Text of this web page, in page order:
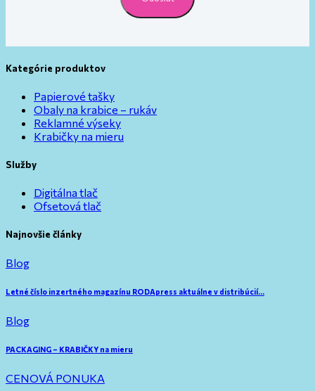
Kategórie produktov
Papierové tašky
Obaly na krabice – rukáv
Reklamné výseky
Krabičky na mieru
Služby
Digitálna tlač
Ofsetová tlač
Najnovšie články
Blog
Letné číslo inzertného magazínu RODApress aktuálne v distribúcií…
Blog
PACKAGING – KRABIČKY na mieru
CENOVÁ PONUKA